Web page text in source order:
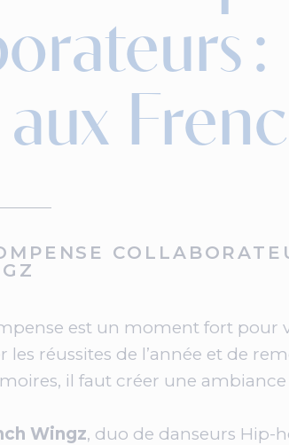
est un moment fort pour
les réussites de l’année et de
il faut créer une
Wingz, duo de danseurs Hip-